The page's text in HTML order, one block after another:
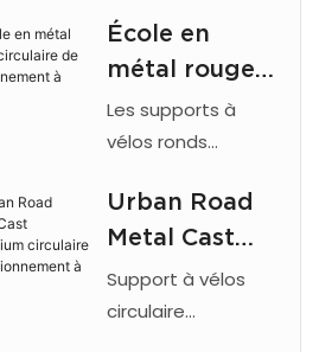
circulaires en
métal
sécurité et finition
thermolaquée.
Idéal pour les
parcs, les écoles,
parkings à vélos
communautaires.
École en
métal rouge
circulaire de
stationnemen
Les supports à
vélos ronds
sont fabriqués en
acier galvanisé ou
inoxydable,
possèdent des
Urban Road
Metal Cast
Aluminium
circulaire de
Support à vélos
circulaire